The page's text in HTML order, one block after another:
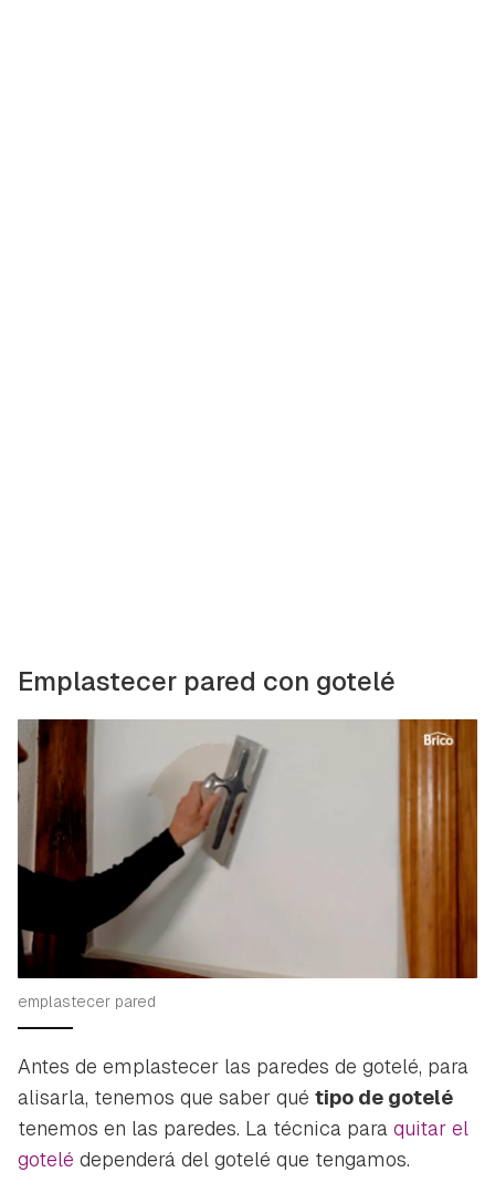
Emplastecer pared con gotelé
emplastecer pared
Antes de emplastecer las paredes de gotelé, para
alisarla, tenemos que saber qué tipo de gotelé
tenemos en las paredes. La técnica para quitar el
gotelé dependerá del gotelé que tengamos.